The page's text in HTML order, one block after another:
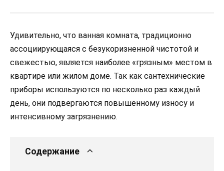
Удивительно, что ванная комната, традиционно
ассоциирующаяся с безукоризненной чистотой и
свежестью, является наиболее «грязным» местом в
квартире или жилом доме. Так как сантехнические
приборы используются по несколько раз каждый
день, они подвергаются повышенному износу и
интенсивному загрязнению.
Содержание